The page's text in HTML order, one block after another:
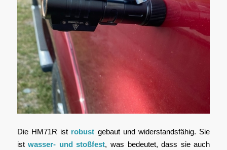
Die HM71R ist robust gebaut und widerstandsfähig. Sie
istwasser- und stoßfest, was bedeutet, dass sie auch